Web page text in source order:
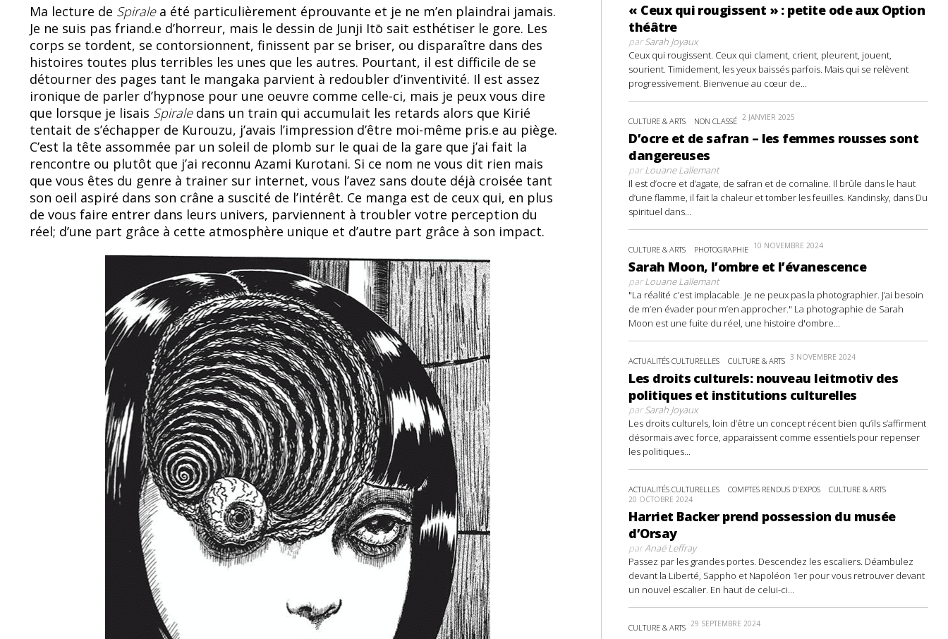
Ma lecture de Spiralea été particulièrement éprouvante et je ne m’en plaindrai jamais.
Je ne suis pas friand.e d’horreur, mais le dessin de Junji Itō sait esthétiser le gore. Les
corps se tordent, se contorsionnent, finissent par se briser, ou disparaître dans des
histoires toutes plus terribles les unes que les autres. Pourtant, il est difficile de se
détourner des pages tant le mangaka parvient à redoubler d’inventivité. Il est assez
ironique de parler d’hypnose pour une oeuvre comme celle-ci, mais je peux vous dire
que lorsque je lisais Spirale dans un train qui accumulait les retards alors que Kirié
tentait de s’échapper de Kurouzu, j’avais l’impression d’être moi-même pris.e au piège.
C’est la tête assommée par un soleil de plomb sur le quai de la gare que j’ai fait la
rencontre ou plutôt que j’ai reconnu Azami Kurotani. Si ce nom ne vous dit rien mais
que vous êtes du genre à trainer sur internet, vous l’avez sans doute déjà croisée tant
son oeil aspiré dans son crâne a suscité de l’intérêt. Ce manga est de ceux qui, en plus
de vous faire entrer dans leurs univers, parviennent à troubler votre perception du
réel; d’une part grâce à cette atmosphère unique et d’autre part grâce à son impact.
« Ceux qui rougissent » : petite ode aux Option
théâtre
parSarah Joyaux
Ceux qui rougissent. Ceux qui clament, crient, pleurent, jouent,
sourient. Timidement, les yeux baissés parfois. Mais qui se relèvent
progressivement. Bienvenue au cœur de...
CULTURE & ARTS NON CLASSÉ 2 JANVIER 2025
D’ocre et de safran – les femmes rousses sont
dangereuses
parLouane Lallemant
Il est d’ocre et d’agate, de safran et de cornaline. Il brûle dans le haut
d’une flamme, il fait la chaleur et tomber les feuilles. Kandinsky, dans Du
spirituel dans...
CULTURE & ARTS PHOTOGRAPHIE 10 NOVEMBRE 2024
Sarah Moon, l’ombre et l’évanescence
parLouane Lallemant
"La réalité c’est implacable. Je ne peux pas la photographier. J’ai besoin
de m’en évader pour m’en approcher." La photographie de Sarah
Moon est une fuite du réel, une histoire d'ombre...
ACTUALITÉS CULTURELLES CULTURE & ARTS 3 NOVEMBRE 2024
Les droits culturels: nouveau leitmotiv des
politiques et institutions culturelles
parSarah Joyaux
Les droits culturels, loin d’être un concept récent bien qu’ils s’affirment
désormais avec force, apparaissent comme essentiels pour repenser
les politiques...
ACTUALITÉS CULTURELLES COMPTES RENDUS D'EXPOS CULTURE & ARTS
20 OCTOBRE 2024
Harriet Backer prend possession du musée
d’Orsay
parAnaë Leffray
Passez par les grandes portes. Descendez les escaliers. Déambulez
devant la Liberté, Sappho et Napoléon 1er pour vous retrouver devant
un nouvel escalier. En haut de celui-ci...
CULTURE & ARTS 29 SEPTEMBRE 2024